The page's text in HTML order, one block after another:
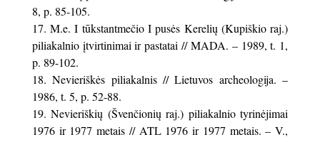
8, p. 85-105.
M.e. I tūkstantmečio I pusės Kerelių (Kupiškio raj.)
piliakalnio įtvirtinimai ir pastatai // MADA. – 1989, t. 1,
p. 89-102.
Nevieriškės piliakalnis // Lietuvos archeologija. –
1986, t. 5, p. 52-88.
Nevieriškių (Švenčionių raj.) piliakalnio tyrinėjimai
1976 ir 1977 metais // ATL 1976 ir 1977 metais. – V.,